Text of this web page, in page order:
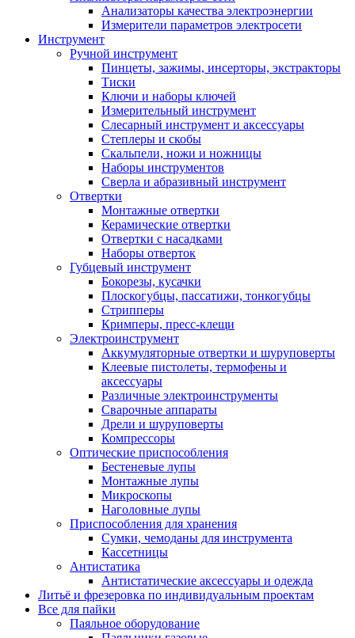
Анализаторы качества электроэнергии
Измерители параметров электросети
Инструмент
Ручной инструмент
Пинцеты, зажимы, инсерторы, экстракторы
Тиски
Ключи и наборы ключей
Измерительный инструмент
Слесарный инструмент и аксессуары
Степлеры и скобы
Скальпели, ножи и ножницы
Наборы инструментов
Сверла и абразивный инструмент
Отвертки
Монтажные отвертки
Керамические отвертки
Отвертки с насадками
Наборы отверток
Губцевый инструмент
Бокорезы, кусачки
Плоскогубцы, пассатижи, тонкогубцы
Стрипперы
Кримперы, пресс-клещи
Электроинструмент
Аккумуляторные отвертки и шуруповерты
Клеевые пистолеты, термофены и
аксессуары
Различные электроинструменты
Сварочные аппараты
Дрели и шуруповерты
Компрессоры
Оптические приспособления
Бестеневые лупы
Монтажные лупы
Микроскопы
Наголовные лупы
Приспособления для хранения
Сумки, чемоданы для инструмента
Кассетницы
Антистатика
Антистатические аксессуары и одежда
Литьё и фрезеровка по индивидуальным проектам
Все для пайки
Паяльное оборудование